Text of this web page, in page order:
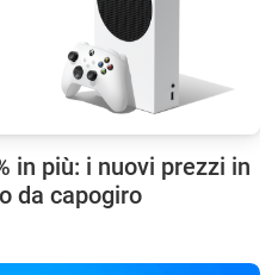
in più: i nuovi prezzi in
da capogiro